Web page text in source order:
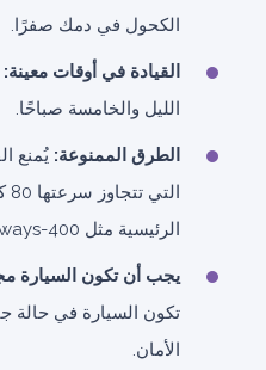
الكحول في دمك صفرًا.
القيادة في أوقات معينة:
الليل والخامسة صباحًا.
الطرق الممنوعة: يُمنع
الرئيسية مثل 400-series highways في أونتاريو.
يجب أن تكون السيارة
تكون السيارة في حالة
الأمان.